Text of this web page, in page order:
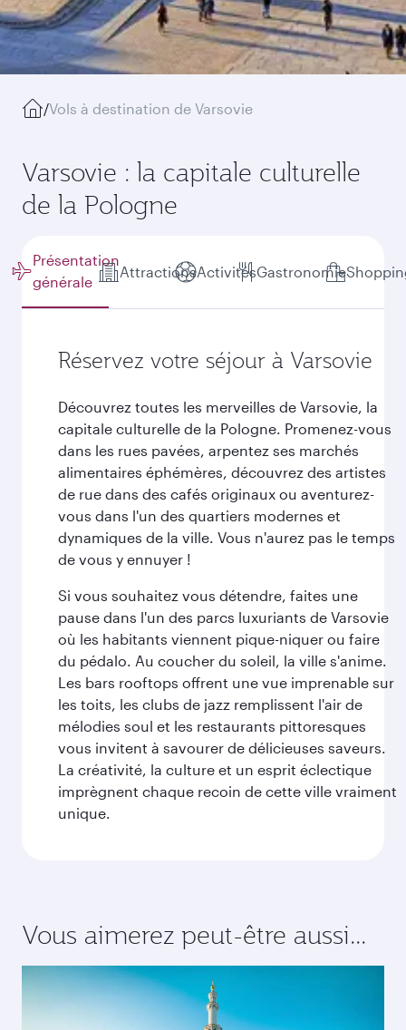
/Vols à destination de Varsovie
Varsovie : la capitale culturelle
de la Pologne
Présentation
générale
AttractionsActivitésGastronomie
Réservez votre séjour à Varsovie
Découvrez toutes les merveilles de Varsovie, la
capitale culturelle de la Pologne. Promenez-vous
dans les rues pavées, arpentez ses marchés
alimentaires éphémères, découvrez des artistes
de rue dans des cafés originaux ou aventurez-
vous dans l'un des quartiers modernes et
dynamiques de la ville. Vous n'aurez pas le temps
de vous y ennuyer !
Si vous souhaitez vous détendre, faites une
pause dans l'un des parcs luxuriants de Varsovie
où les habitants viennent pique-niquer ou faire
du pédalo. Au coucher du soleil, la ville s'anime.
Les bars rooftops offrent une vue imprenable sur
les toits, les clubs de jazz remplissent l'air de
mélodies soul et les restaurants pittoresques
vous invitent à savourer de délicieuses saveurs.
La créativité, la culture et un esprit éclectique
imprègnent chaque recoin de cette ville vraiment
unique.
Vous aimerez peut-être aussi...